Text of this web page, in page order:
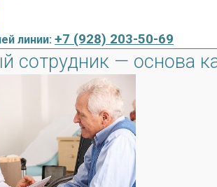
линии: +7 (928) 203-50-69
сотрудник — основа